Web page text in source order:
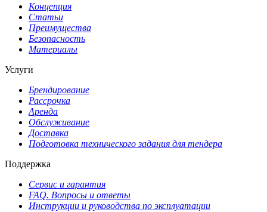
Концепция
Статьи
Преимущества
Безопасность
Материалы
Услуги
Брендирование
Рассрочка
Аренда
Обслуживание
Доставка
Подготовка технического задания для тендера
Поддержка
Сервис и гарантия
FAQ. Вопросы и ответы
Инструкции и руководства по эксплуатации